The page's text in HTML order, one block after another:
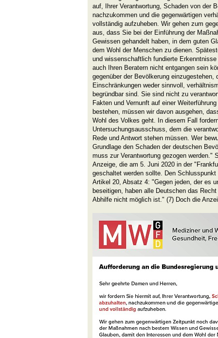
auf, Ihrer Verantwortung, Schaden von der
nachzukommen und die gegenwärtigen
vollständig aufzuheben. Wir gehen zum
aus, dass Sie bei der Einführung der
Gewissen gehandelt haben, in dem guten
dem Wohl der Menschen zu dienen.
und wissenschaftlich fundierte
auch Ihren Beratern nicht entgangen sein
gegenüber der Bevölkerung einzugestehen,
Einschränkungen weder sinnvoll,
begründbar sind. Sie sind nicht zu
Fakten und Vernunft auf einer
bestehen, müssen wir davon ausgehen,
Wohl des Volkes geht. In diesem Fall
Untersuchungsausschuss, dem die
Rede und Antwort stehen müssen. Wer
Grundlage den Schaden der deutschen
muss zur Verantwortung gezogen werden."
Anzeige, die am 5. Juni 2020 in der
geschaltet werden sollte. Den
Artikel 20, Absatz 4: "Gegen jeden, der es
beseitigen, haben alle Deutschen das
Abhilfe nicht möglich ist." (7) Doch die